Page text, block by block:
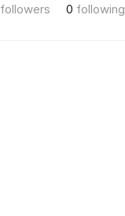
followers 0 following